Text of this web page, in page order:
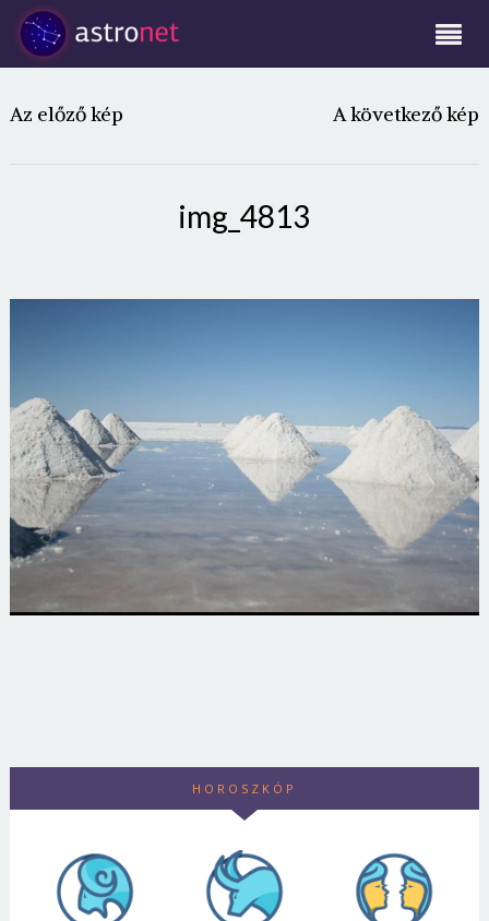
Az előző kép A következő kép
img_4813
HOROSZKÓP